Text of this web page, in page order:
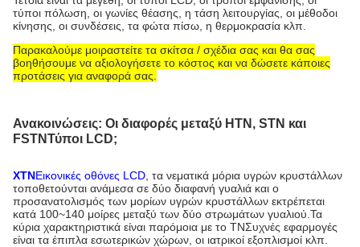
τύποι πόλωση, οι γωνίες θέασης, η τάση λειτουργίας, οι μέθοδοι
κίνησης, οι συνδέσεις, τα φώτα πίσω, η θερμοκρασία κλπ.
Παρακαλούμε μοιραστείτε τα σκίτσα / σχέδια σας και θα σας
βοηθήσουμε να αξιολογήσετε το κόστος και να δώσετε κάποιες
προτάσεις για αναφορά σας.
Ανακοινώσεις: Οι διαφορές μεταξύ HTN, STN και
FSTNΤύποι LCD;
ΧΤΝΕικονικές οθόνες LCD , τα νεματικά μόρια υγρών κρυστάλλων
τοποθετούνται ανάμεσα σε δύο διαφανή γυαλιά και ο
προσανατολισμός των μορίων υγρών κρυστάλλων εκτρέπεται
κατά 100~140 μοίρες μεταξύ των δύο στρωμάτων γυαλιού.Τα
κύρια χαρακτηριστικά είναι παρόμοια με το TNΣυχνές εφαρμογές
είναι τα έπιπλα εσωτερικών χώρων, οι ιατρικοί εξοπλισμοί κλπ.